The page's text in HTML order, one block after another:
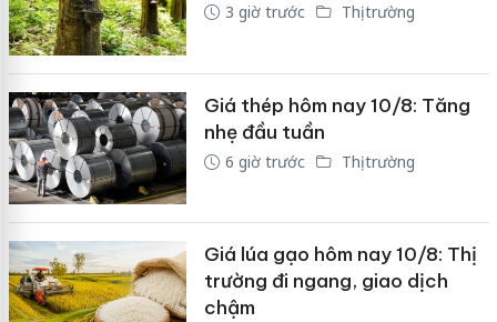
3 giờ trước Thị trường
Giá thép hôm nay 10/8: Tăng
nhẹ đầu tuần
6 giờ trước Thị trường
Giá lúa gạo hôm nay 10/8: Thị
trường đi ngang, giao dịch
chậm